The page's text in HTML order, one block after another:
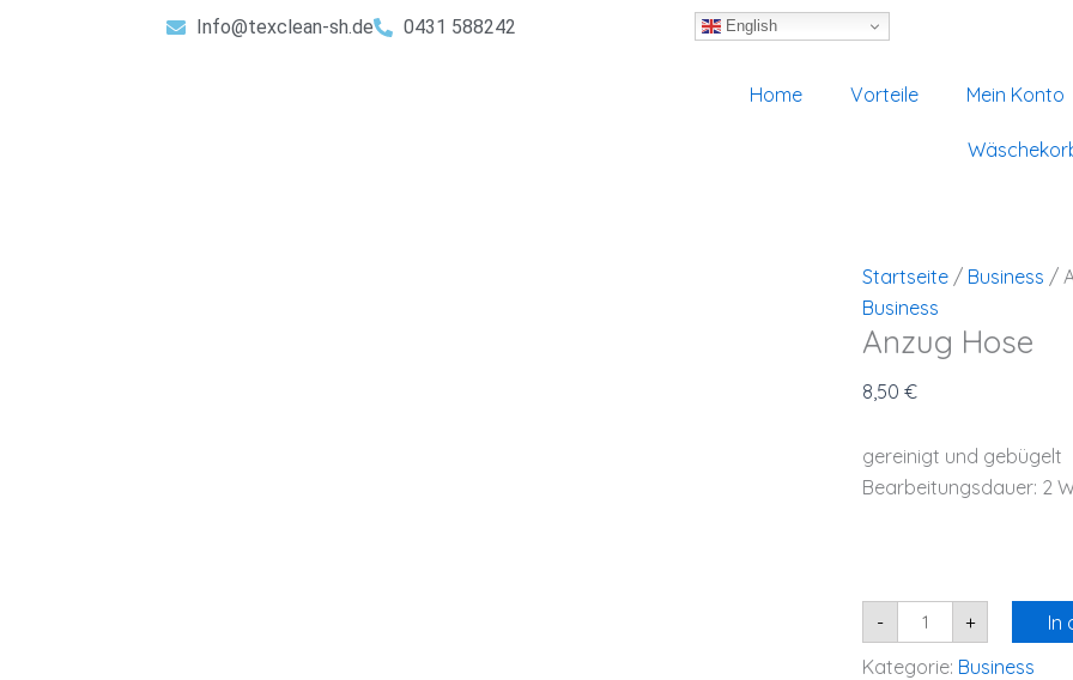
Info@texclean-sh.de 0431 588242 English
Home Vorteile Mein Konto
Startseite / Business /
Business
Anzug Hose
8,50 €
gereinigt und gebügelt
Bearbeitungsdauer: 2
- +
In
Kategorie: Business